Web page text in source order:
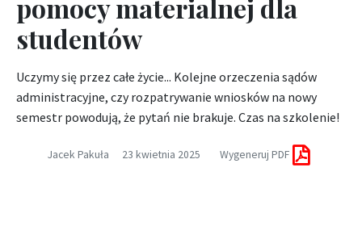
pomocy materialnej dla
studentów
Uczymy się przez całe życie... Kolejne orzeczenia sądów
administracyjne, czy rozpatrywanie wniosków na nowy
semestr powodują, że pytań nie brakuje. Czas na szkolenie!
Jacek Pakuła 23 kwietnia 2025 Wygeneruj PDF